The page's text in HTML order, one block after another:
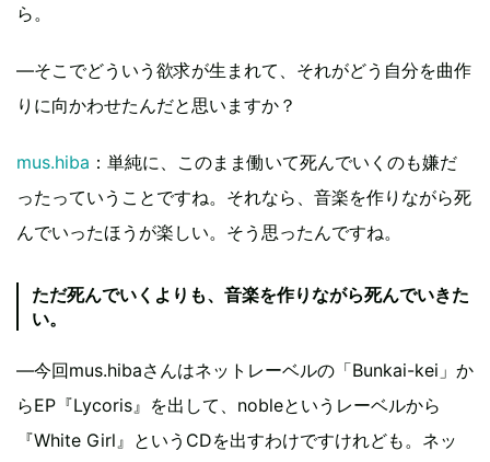
ら。
―そこでどういう欲求が生まれて、それがどう自分を曲作
りに向かわせたんだと思いますか？
mus.hiba ：単純に、このまま働いて死んでいくのも嫌だ
ったっていうことですね。それなら、音楽を作りながら死
んでいったほうが楽しい。そう思ったんですね。
ただ死んでいくよりも、音楽を作りながら死んでいきた
い。
―今回mus.hibaさんはネットレーベルの「Bunkai-kei」か
らEP『Lycoris』を出して、nobleというレーベルから
『White Girl』というCDを出すわけですけれども。ネッ